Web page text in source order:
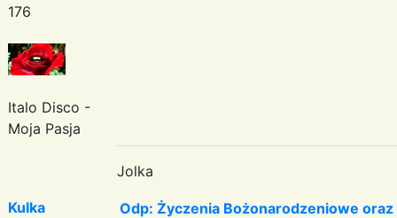
176
Italo Disco -
Moja Pasja
Jolka
Kulka
Odp: Życzenia Bożonarodzeniowe